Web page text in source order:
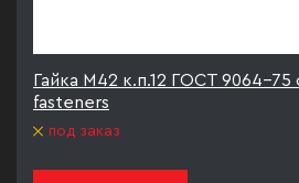
Гайка М42 к.п.12 ГОСТ 9064-75
fasteners
под заказ